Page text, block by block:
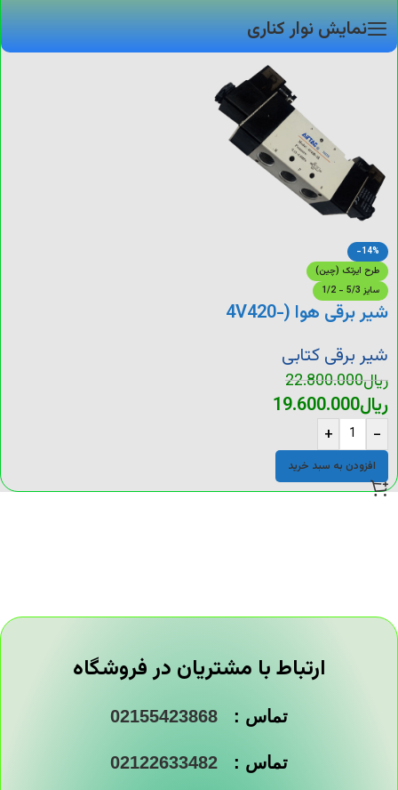
نمایش نوار کناری
-14%
طرح ایرتک (چین)
سایز 5/3 - 1/2
شیر برقی هوا (4V420-
شیر برقی کتابی
ریال22.800.000
ریال19.600.000
-
+
افزودن به سبد خرید
ارتباط با مشتریان در فروشگاه
تماس : 02155423868
تماس : 02122633482